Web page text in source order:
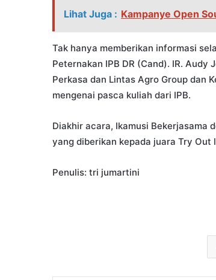
Lihat Juga : Kampanye Open
Tak hanya memberikan informasi
Peternakan IPB DR (Cand). IR. Audy
Perkasa dan Lintas Agro Group dan
mengenai pasca kuliah dari IPB.
Diakhir acara, Ikamusi Bekerjasama
yang diberikan kepada juara Try Out
Penulis: tri jumartini